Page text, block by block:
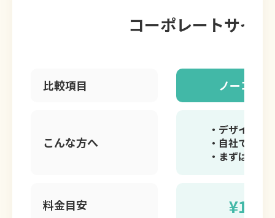
コーポレートサイ
比較項目 ノーコー
こんな方へ
・デザイン性
・自社でスピ
・まずはコス
料金目安